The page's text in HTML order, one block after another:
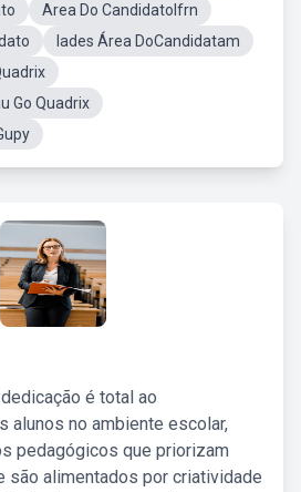
Area Do CandidatoIfrn
Iades Área DoCandidatam
Go Quadrix
é total ao
alunos no ambiente escolar,
pedagógicos que priorizam
são alimentados por criatividade